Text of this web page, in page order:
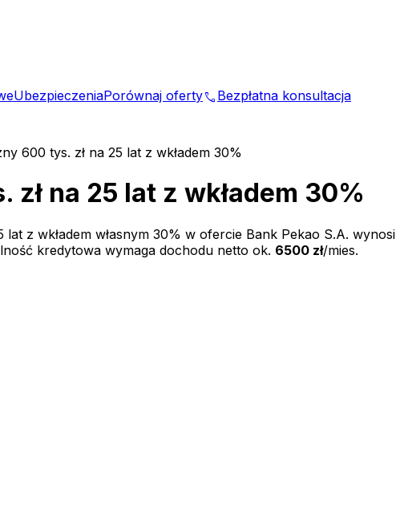
UbezpieczeniaPorównaj ofertyphone Bezpłatna konsultacja
600 tys. zł na 25 lat z wkładem 30%
na 25 lat z wkładem 30%
lat z wkładem własnym 30% w ofercie Bank Pekao S.A. wynosi
kredytowa wymaga dochodu netto ok. 6500 zł/mies.